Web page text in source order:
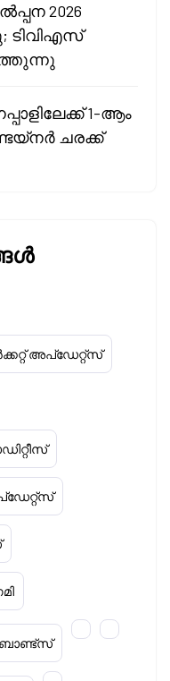
2026
ടിവിഎസ്
1-ആം
ചരക്ക്
അപ്‌ഡേറ്റ്സ്